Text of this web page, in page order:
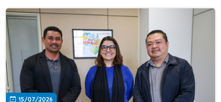
15/07/2026